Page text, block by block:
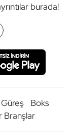
burada!
Güreş
Boks
Branşlar